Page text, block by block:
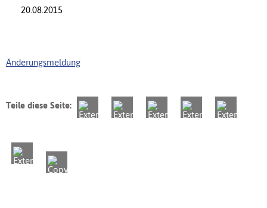
20.08.2015
Änderungsmeldung
Teile diese Seite: